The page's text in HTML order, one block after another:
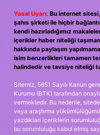
Yasal Uyarı: Bu internet
şahıs şirketi ile hiçbir
kendi hazırladığımız
içerikler haber niteliği
hakkında paylaşım
isim benzerlikleri tamamen
halindedir ve tavsiye niteliği
Sitemiz, 5651 Sayılı Kanun
Kurumu (BTK) tarafından
vermektedir. Bu nedenle,
veya araştırma
yazdıkları içeriklerin
bu sorumluluğu kabul etmiş